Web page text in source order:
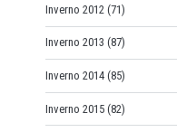
Inverno 2012 (71)
Inverno 2013 (87)
Inverno 2014 (85)
Inverno 2015 (82)